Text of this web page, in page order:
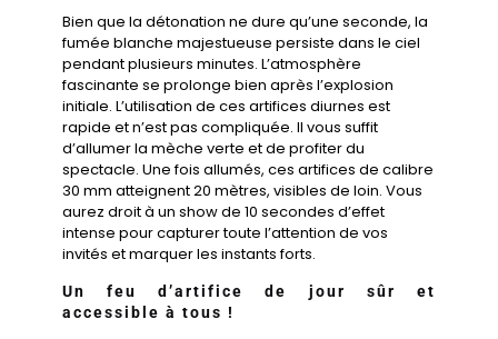
Bien que la détonation ne dure qu’une seconde, la
fumée blanche majestueuse persiste dans le ciel
pendant plusieurs minutes. L’atmosphère
fascinante se prolonge bien après l’explosion
initiale. L’utilisation de ces artifices diurnes est
rapide et n’est pas compliquée. Il vous suffit
d’allumer la mèche verte et de profiter du
spectacle. Une fois allumés, ces artifices de calibre
30 mm atteignent 20 mètres, visibles de loin. Vous
aurez droit à un show de 10 secondes d’effet
intense pour capturer toute l’attention de vos
invités et marquer les instants forts.
Un feu d’artifice de jour sûr et
accessible à tous !